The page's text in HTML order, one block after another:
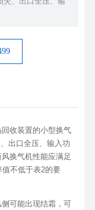
收装置的小型换气
出口全压、输入功
换气机性能应满足
不低于表2的要
可能出现结霜，可